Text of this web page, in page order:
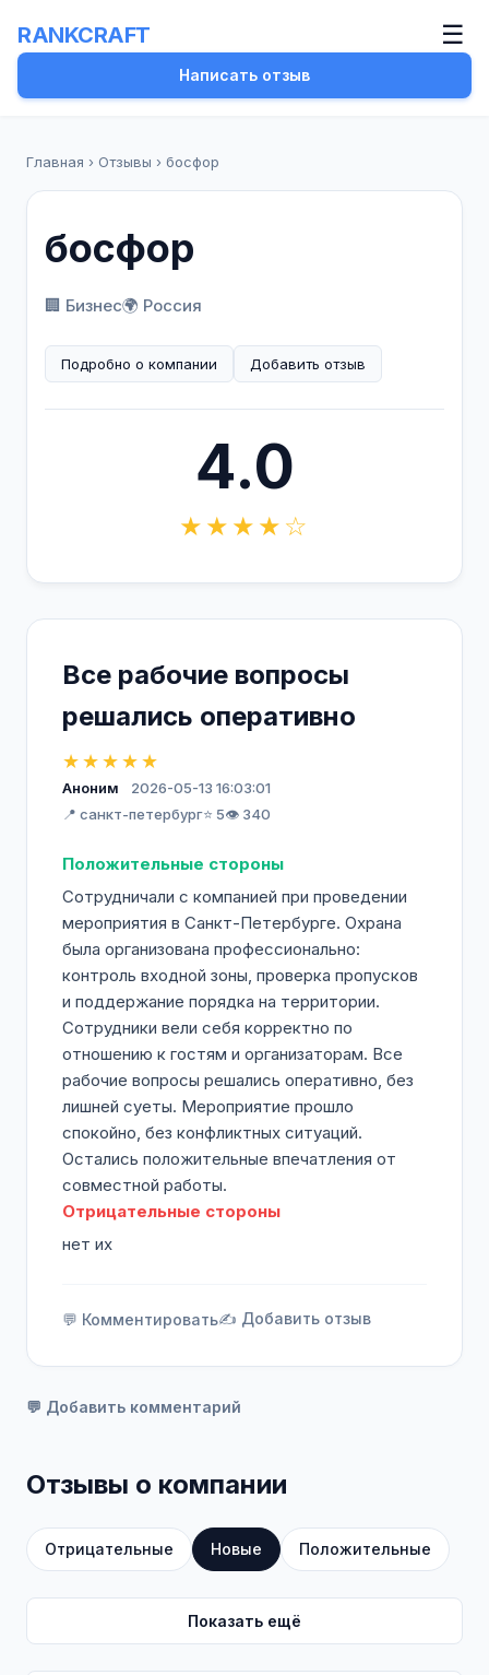
RANKCRAFT ☰
Написать отзыв
Главная › Отзывы › босфор
босфор
🏢 Бизнес🌍 Россия
Подробно о компании Добавить отзыв
4.0
★★★★☆
Все рабочие вопросы
решались оперативно
★★★★★
Аноним
2026-05-13 16:03:01
📍 санкт-петербург⭐ 5👁️ 340
Положительные стороны
Сотрудничали с компанией при проведении
мероприятия в Санкт-Петербурге. Охрана
была организована профессионально:
контроль входной зоны, проверка пропусков
и поддержание порядка на территории.
Сотрудники вели себя корректно по
отношению к гостям и организаторам. Все
рабочие вопросы решались оперативно, без
лишней суеты. Мероприятие прошло
спокойно, без конфликтных ситуаций.
Остались положительные впечатления от
совместной работы.
Отрицательные стороны
нет их
💬 Комментировать✍️ Добавить отзыв
💬 Добавить комментарий
Отзывы о компании
Отрицательные Новые Положительные
Показать ещё